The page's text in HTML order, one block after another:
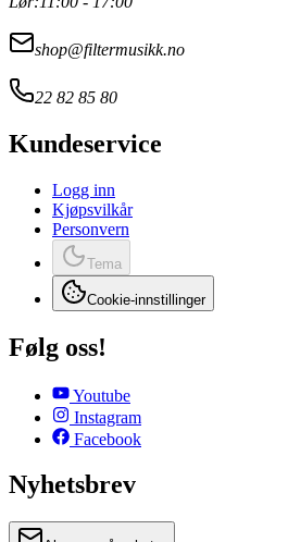
shop@filtermusikk.no
22 82 85 80
Kundeservice
Logg inn
Kjøpsvilkår
Personvern
Tema
Cookie-innstillinger
Følg oss!
Youtube
Instagram
Facebook
Nyhetsbrev